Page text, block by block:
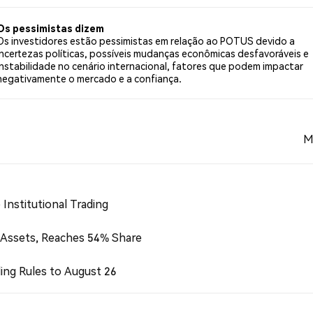
pessimistas dizem
investidores estão pessimistas em relação ao POTUS devido a
políticas, possíveis mudanças econômicas desfavoráveis e
no cenário internacional, fatores que podem impactar
o mercado e a confiança.
Institutional Trading
Reaches 54% Share
Rules to August 26